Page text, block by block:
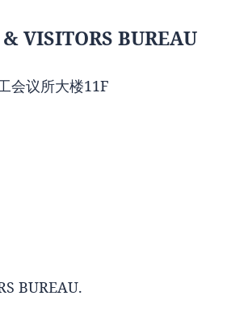
VISITORS BUREAU
会议所大楼11F
BUREAU.